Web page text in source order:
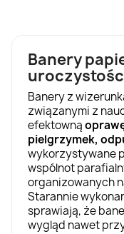
Banery
Banery z
związanymi z
efektowną
pielgrzymek,
wykorzystywane
wspólnot
organizowanych
Starannie
sprawiają, że
wygląd nawet